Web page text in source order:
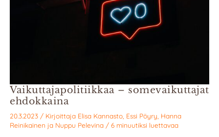
Vaikuttajapolitiikkaa – somevaikuttajat
ehdokkaina
20.3.2023 / Kirjoittaja Elisa Kannasto, Essi Pöyry, Hanna
Reinikainen ja Nuppu Pelevina / 6 minuutiksi luettavaa